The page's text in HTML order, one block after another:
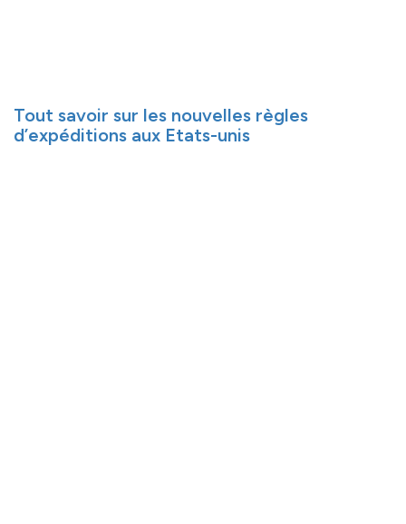
Tout savoir sur les nouvelles règles
d’expéditions aux Etats-unis